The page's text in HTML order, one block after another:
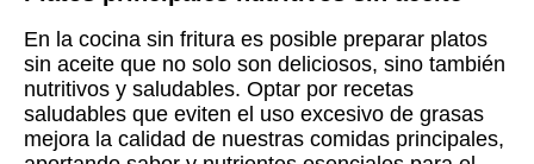
En la cocina sin fritura es posible preparar platos
sin aceite que no solo son deliciosos, sino también
nutritivos y saludables. Optar por recetas
saludables que eviten el uso excesivo de grasas
mejora la calidad de nuestras comidas principales,